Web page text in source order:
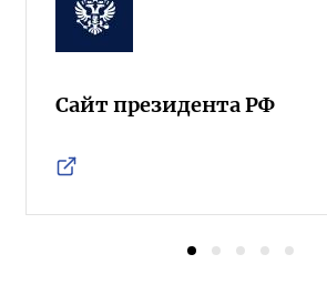
Сайт президента РФ